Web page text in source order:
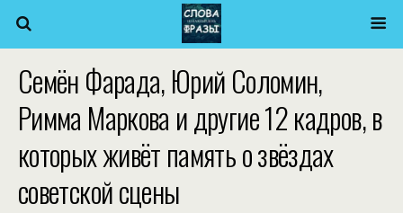
Семён Фарада, Юрий Соломин,
Римма Маркова и другие 12 кадров, в
которых живёт память о звёздах
советской сцены